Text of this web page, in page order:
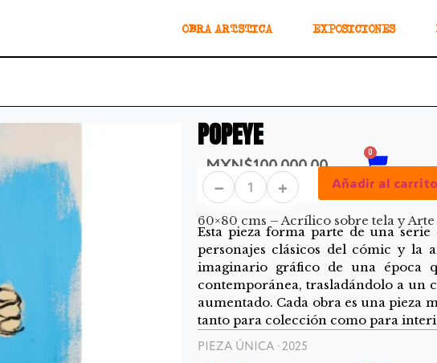
OBRA ARTÍSTICA EXPOSICIONES
POPEYE
MXN$100,000.00
0
− + Añadir al carrito
60×80 cms – Acrílico sobre tela y
Esta pieza forma parte de una
personajes clásicos del cómic y la
imaginario gráfico de una época
contemporánea, trasladándolo a un
aumentado. Cada obra es una pieza
tanto para colección como para
PIEZA ÚNICA · 2025